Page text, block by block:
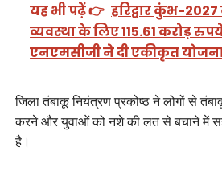
यह भी पढ़ें 👉 हरिद्वार कुंभ-
व्यवस्था के लिए 115.61 करोड़
एनएमसीजी ने दी एकीकृत
जिला तंबाकू नियंत्रण प्रकोष्ठ ने लोगों से
करने और युवाओं को नशे की लत से बचाने में
है।